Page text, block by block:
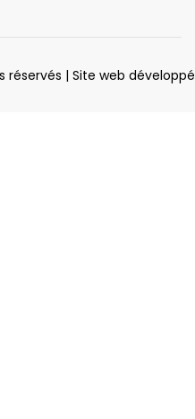
réservés | Site web